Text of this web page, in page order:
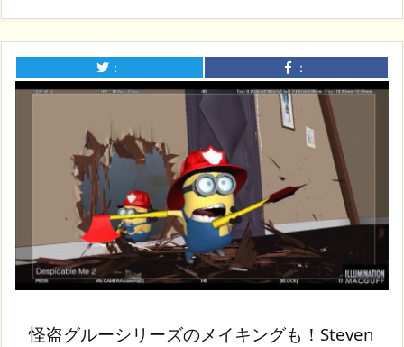
： ：
怪盗グルーシリーズのメイキングも！Steven